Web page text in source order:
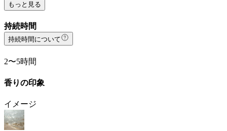
もっと見る
持続時間
持続時間について
2〜5時間
香りの印象
イメージ